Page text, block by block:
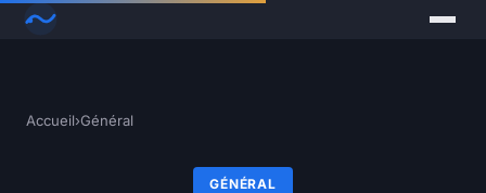
Accueil›Général
GÉNÉRAL